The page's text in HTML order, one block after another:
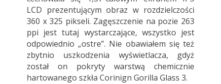
LCD prezentującym obraz w rozdzielczości
360 x 325 pikseli. Zagęszczenie na pozie 263
ppi jest tutaj wystarczające, wszystko jest
odpowiednio „ostre”. Nie obawiałem się też
zbytnio uszkodzenia wyświetlacza, gdyż
został on pokryty warstwą chemicznie
hartowanego szkła Corinign Gorilla Glass 3.